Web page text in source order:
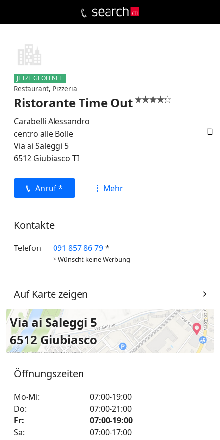
JETZT GEÖFFNET
Restaurant, Pizzeria
Ristorante Time Out 

Carabelli Alessandro

centro alle Bolle
Via ai Saleggi 5
6512 Giubiasco TI
Anruf * Mehr
Kontakte
Telefon 091 857 86 79*
* Wünscht keine Werbung
Auf Karte zeigen
Via ai Saleggi 5
6512 Giubiasco
Öffnungszeiten
Mo-Mi:
07:00-19:00
Do:
07:00-21:00
Fr:
07:00-19:00
Sa: 07:00-17:00